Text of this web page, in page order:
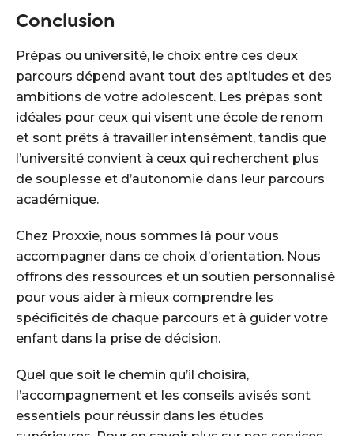
Conclusion
Prépas ou université, le choix entre ces deux
parcours dépend avant tout des aptitudes et des
ambitions de votre adolescent. Les prépas sont
idéales pour ceux qui visent une école de renom
et sont prêts à travailler intensément, tandis que
l’université convient à ceux qui recherchent plus
de souplesse et d’autonomie dans leur parcours
académique.
Chez Proxxie, nous sommes là pour vous
accompagner dans ce choix d’orientation. Nous
offrons des ressources et un soutien personnalisé
pour vous aider à mieux comprendre les
spécificités de chaque parcours et à guider votre
enfant dans la prise de décision.
Quel que soit le chemin qu’il choisira,
l’accompagnement et les conseils avisés sont
essentiels pour réussir dans les études